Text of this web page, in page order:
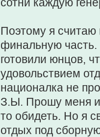
Поэтому я
финальную часть.
готовили юнцов,
удовольствием
националка не
З.Ы. Прошу меня
то обидеть. Но я
отдых под